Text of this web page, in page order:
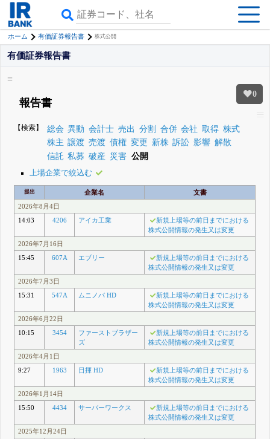
ホーム 有価証券報告書 株式公開
0
有価証券報告書
報告書
【検索】 総会 異動 会計士 売出 分割 合併 会社 取得 株式
株主 譲渡 売渡 債権 変更 新株 訴訟 影響 解散
信託 私募 破産 災害 公開
上場企業で絞込む
提出 企業名
文書
2026年8月4日
14:03
4206 アイカ工業
新規上場等の前日までにおける
株式公開情報の発生又は変更
2026年7月16日
15:45
607A エブリー
新規上場等の前日までにおける
株式公開情報の発生又は変更
2026年7月3日
15:31
547A ムニノバ HD
新規上場等の前日までにおける
株式公開情報の発生又は変更
2026年6月22日
10:15
3454
ファーストブラザー
ズ
新規上場等の前日までにおける
株式公開情報の発生又は変更
2026年4月1日
9:27
1963 日揮 HD
新規上場等の前日までにおける
株式公開情報の発生又は変更
2026年1月14日
15:50
4434 サーバーワークス
新規上場等の前日までにおける
株式公開情報の発生又は変更
2025年12月24日